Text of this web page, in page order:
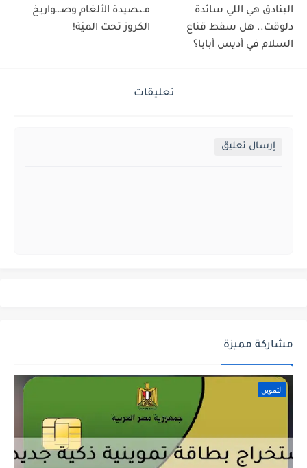
البنادق هي اللي سائدة
دلوقت.. هل سقط قناع
السلام في أديس أبابا؟
مـ،ـصيدة الألغام وصـ،ـواريخ
الكروز تحت الميّة!
تعليقات
إرسال تعليق
مشاركة مميزة
التموين